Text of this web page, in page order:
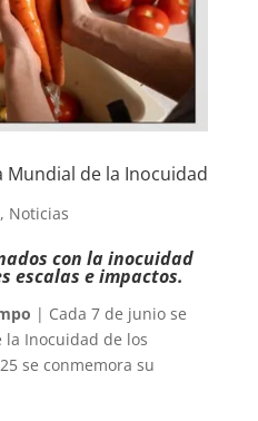
Mundial de la Inocuidad
, Noticias
con la inocuidad
escalas e impactos.
| Cada 7 de junio se
Inocuidad de los
se conmemora su